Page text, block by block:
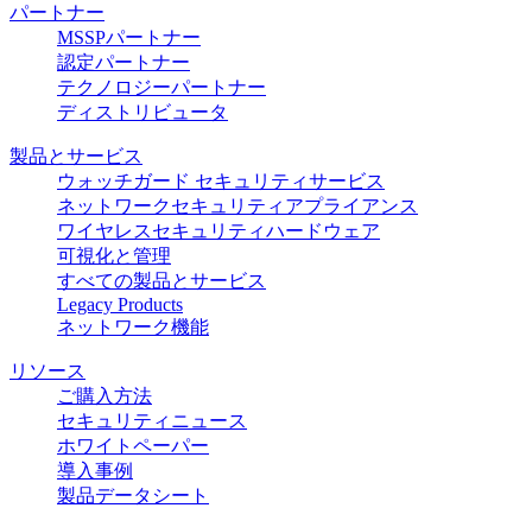
パートナー
MSSPパートナー
認定パートナー
テクノロジーパートナー
ディストリビュータ
製品とサービス
ウォッチガード セキュリティサービス
ネットワークセキュリティアプライアンス
ワイヤレスセキュリティハードウェア
可視化と管理
すべての製品とサービス
Legacy Products
ネットワーク機能
リソース
ご購入方法
セキュリティニュース
ホワイトペーパー
導入事例
製品データシート